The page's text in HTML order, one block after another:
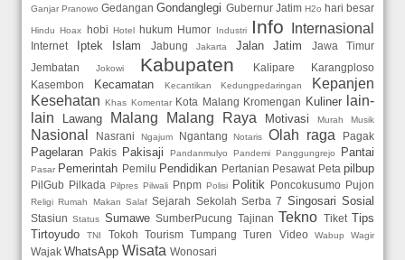
Ganjar Pranowo Gedangan Gondanglegi Gubernur Jatim H2o hari besar
Hindu Hoax hobi Hotel hukum Humor Industri Info Internasional
Internet Iptek Islam Jabung Jakarta Jalan Jatim
Jawa Timur
Jembatan
Jokowi Kabupaten Kalipare
Karangploso
Kasembon
Kecamatan Kecantikan Kedungpedaringan
Kepanjen
Kesehatan Khas Komentar Kota Malang Kromengan Kuliner
lain-
lain
Lawang Malang Malang Raya Motivasi Murah Musik
Nasional Nasrani Ngajum Ngantang Notaris Olah raga Pagak
Pagelaran Pakis Pakisaji Pandanmulyo Pandemi Panggungrejo Pantai
Pasar Pemerintah Pemilu Pendidikan Pertanian Pesawat Peta pilbup
PilGub Pilkada Pilpres Pilwali Pnpm Polisi Politik Poncokusumo Pujon
Religi Rumah Makan Salaf Sejarah Sekolah Serba 7 Singosari Sosial
Stasiun Status Sumawe SumberPucung Tajinan Tekno Tiket Tips
Tirtoyudo
TNI Tokoh Tourism Tumpang Turen Video Wabup Wagir
Wajak WhatsApp Wisata Wonosari